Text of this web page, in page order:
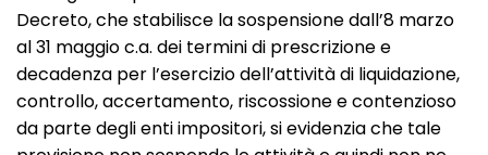
Decreto, che stabilisce la sospensione dall’8 marzo
al 31 maggio c.a. dei termini di prescrizione e
decadenza per l’esercizio dell’attività di liquidazione,
controllo, accertamento, riscossione e contenzioso
da parte degli enti impositori, si evidenzia che tale